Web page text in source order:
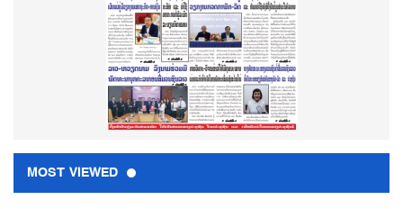
MOST VIEWED